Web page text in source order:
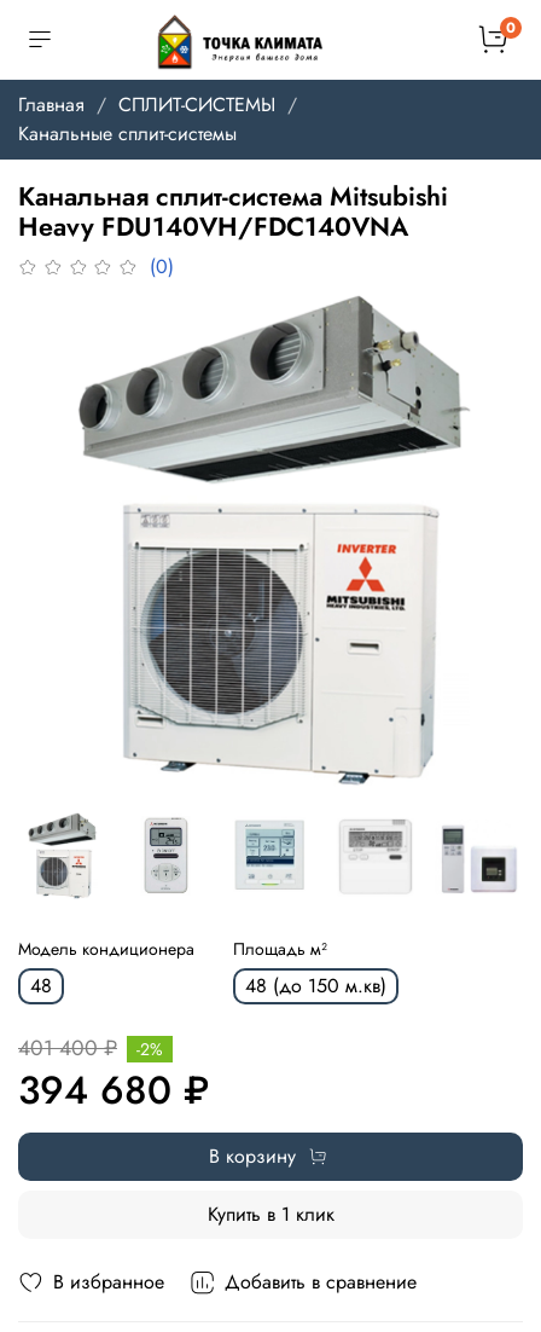
0
Главная
СПЛИТ-СИСТЕМЫ
Канальные сплит-системы
Канальная сплит-система Mitsubishi
Heavy FDU140VH/FDC140VNA
(0)
В избранное Добавить в сравнение
Модель кондиционера
48
Площадь м²
48 (до 150 м.кв)
401 400 ₽
394 680 ₽
-2%
В корзину
Купить в 1 клик